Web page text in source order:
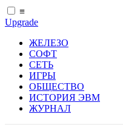
≡
Upgrade
ЖЕЛЕЗО
СОФТ
СЕТЬ
ИГРЫ
ОБЩЕСТВО
ИСТОРИЯ ЭВМ
ЖУРНАЛ